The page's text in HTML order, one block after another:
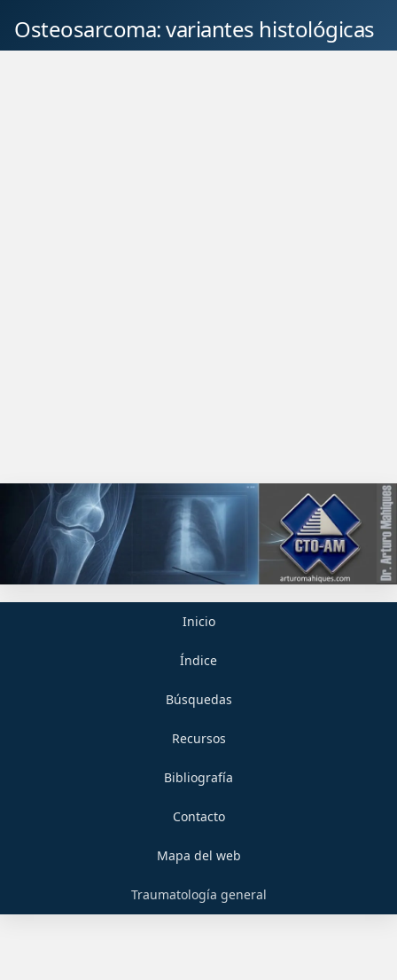
Osteosarcoma: variantes histológicas
Inicio
Índice
Búsquedas
Recursos
Bibliografía
Contacto
Mapa del web
Traumatología general